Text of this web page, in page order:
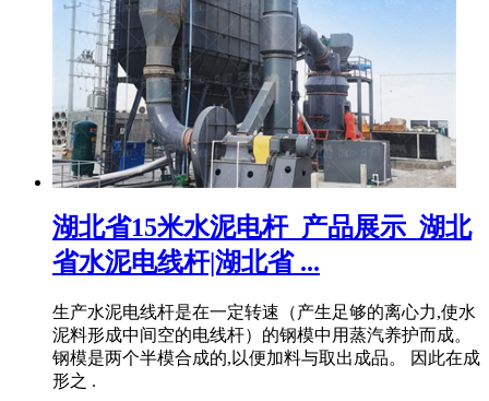
湖北省15米水泥电杆_产品展示_湖北
省水泥电线杆|湖北省 ...
生产水泥电线杆是在一定转速（产生足够的离心力,使水
泥料形成中间空的电线杆）的钢模中用蒸汽养护而成。
钢模是两个半模合成的,以便加料与取出成品。 因此在成
形之 .